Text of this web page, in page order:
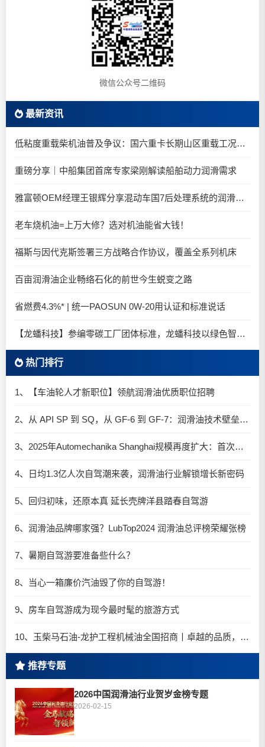
微信公众号二维码
最新资讯
低粘度重载柴机油普及争议：国六重卡长期山区重载工况是否适合0W-20柴油机油？
重磅分享｜中船集团首席专家梁刚解读船舶动力润滑需求
雅富顿OEM经理王银辉分享混动车国7后处理系统的润滑油要求
老车烧机油=上万大修？选对机油能省大钱！
福斯与因代克斯签署三方战略合作协议，覆盖全系列机床
百亩润滑油企业畅络石化的前世今生蜕变之路
省燃费4.3%* | 统一PAOSUN 0W-20用认证和标准说话
【龙蟠科技】参编零碳工厂团体标准，龙蟠科技以绿色智造锚定零碳未来
热门排行
1、【车油轮人才新职位】领航润滑油优质职位招聘
2、从 API SP 到 SQ，从 GF-6 到 GF-7：润滑油技术壁垒再升高，你准备好了吗？
3、2025年Automechanika Shanghai规模再度扩大：首次启用国家会展中心（上海）全部15个展馆
4、日均1.3亿人次自驾潮来袭，润滑油行业解锁增长新密码​
5、回归初味，还原本真 延长壳牌洋县踏春自驾游
6、润滑油品牌哪家强？LubTop2024 润滑油总评榜荣耀张榜
7、暑期自驾游要准备些什么？
8、当心一箱廉价汽油毁了你的自驾游！
9、房车自驾游成为现今最时髦的旅游方式
10、玉柴马石油-龙护工程机械油全国招商丨卓越的品质，专业的品牌！
推荐专题
2026中国润滑油行业贺岁金榜专题
2026-02-15